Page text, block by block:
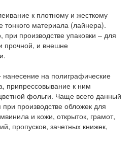
к плотному и жесткому
тонкого материала (лайнера).
производстве упаковки – для
прочной, и внешне
нанесение на полиграфические
припрессовывание к ним
фольги. Чаще всего данный
при производстве обложек для
и кожи, открыток, грамот,
пропусков, зачетных книжек,